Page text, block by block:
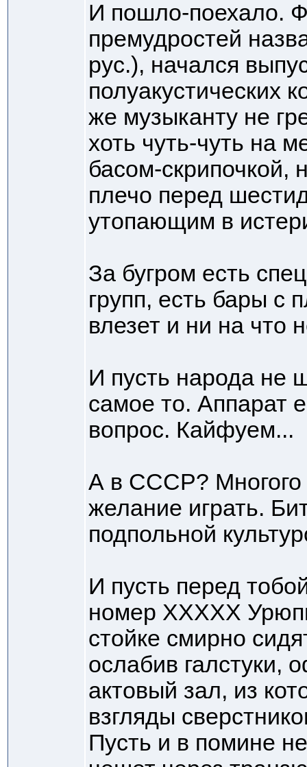
И пошло-поехало.
премудростей
рус.), начался
полуакустических
же музыканту не
хоть чуть-чуть на
басом-скрипочкой,
плечо перед
утопающим в
За бугром есть
групп, есть бары с
влезет и ни на что
И пусть народа не
самое то. Аппарат
вопрос. Кайфуем...
А в СССР? Многого
желание играть.
подпольной
И пусть перед
номер ХХХХХ
стойке смирно
ослабив галстуки,
актовый зал, из
взгляды
Пусть и в помине